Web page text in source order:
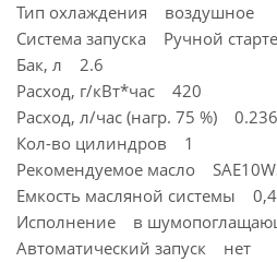
Тип охлаждения воздушное
Система запуска Ручной
Бак, л 2.6
Расход, г/кВт*час 420
Расход, л/час (нагр. 75 %) 0.236
Кол-во цилиндров 1
Рекомендуемое масло
Емкость масляной системы 0,4
Исполнение в
Автоматический запуск нет